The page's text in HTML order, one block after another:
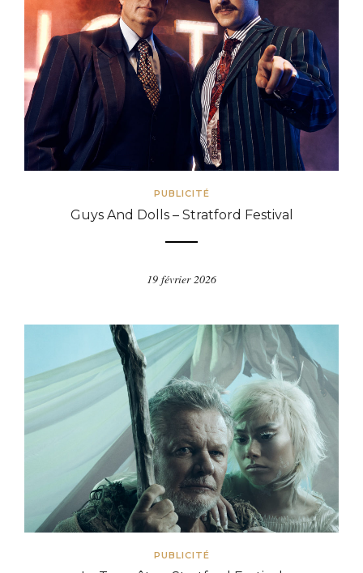
PUBLICITÉ
Guys And Dolls – Stratford Festival
19 février 2026
PUBLICITÉ